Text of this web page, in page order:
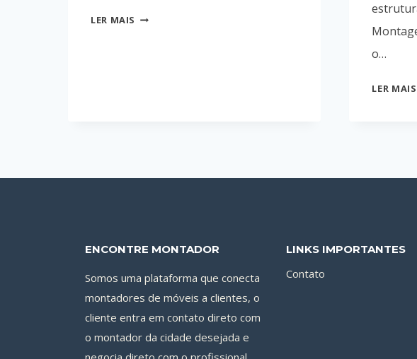
LER MAIS COMO
o…
LER MAIS
ENCONTRE MONTADOR
Somos uma plataforma que conecta
montadores de móveis a clientes, o
cliente entra em contato direto com
o montador da cidade desejada e
LINKS IMPORTANTES
Contato